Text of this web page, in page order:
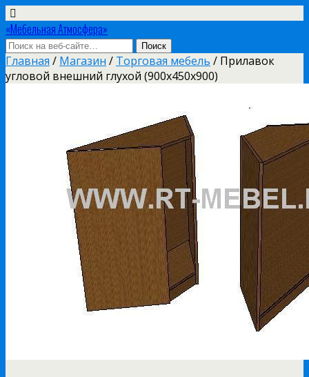
«Мебельная Атмосфера»
Главная / Магазин / Торговая мебель / Прилавок
угловой внешний глухой (900х450х900)